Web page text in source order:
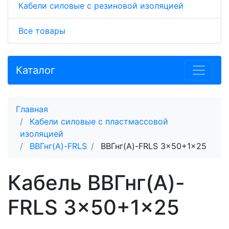
Кабели силовые с резиновой изоляцией
Все товары
Каталог
Главная
Кабели силовые с пластмассовой
изоляцией
ВВГнг(A)-FRLS
ВВГнг(A)-FRLS 3x50+1x25
Кабель ВВГнг(A)-
FRLS 3x50+1x25